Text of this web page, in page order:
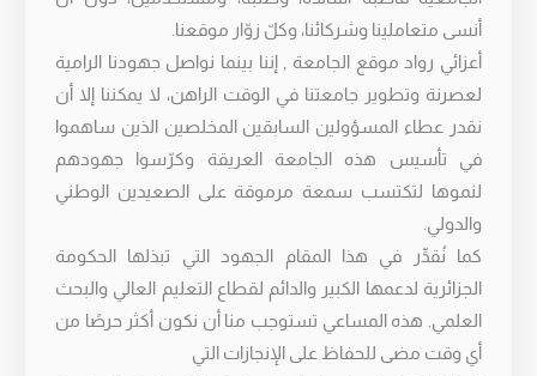
أنسى متعاملينا وشركائنا، وكلّ زوّار موقعنا.
أعزائي رواد موقع الجامعة , إننا بينما نواصل جهودنا الرامية
لعصرنة وتطوير جامعتنا في الوقت الراهن، لا يمكننا إلا أن
نقدر عطاء المسؤولين السابقين المخلصين الذين ساهموا
في تأسيس هذه الجامعة العريقة وكرّسوا جهودهم
لنموها لتكتسب سمعة مرموقة على الصعيدين الوطني
والدولي.
كما نُقدِّر في هذا المقام الجهود التي تبذلها الحكومة
الجزائرية لدعمها الكبير والدائم لقطاع التعليم العالي والبحث
العلمي. هذه المساعي تستوجب منا أن نكون أكثر حرصًا من
أي وقت مضى للحفاظ على الإنجازات التي